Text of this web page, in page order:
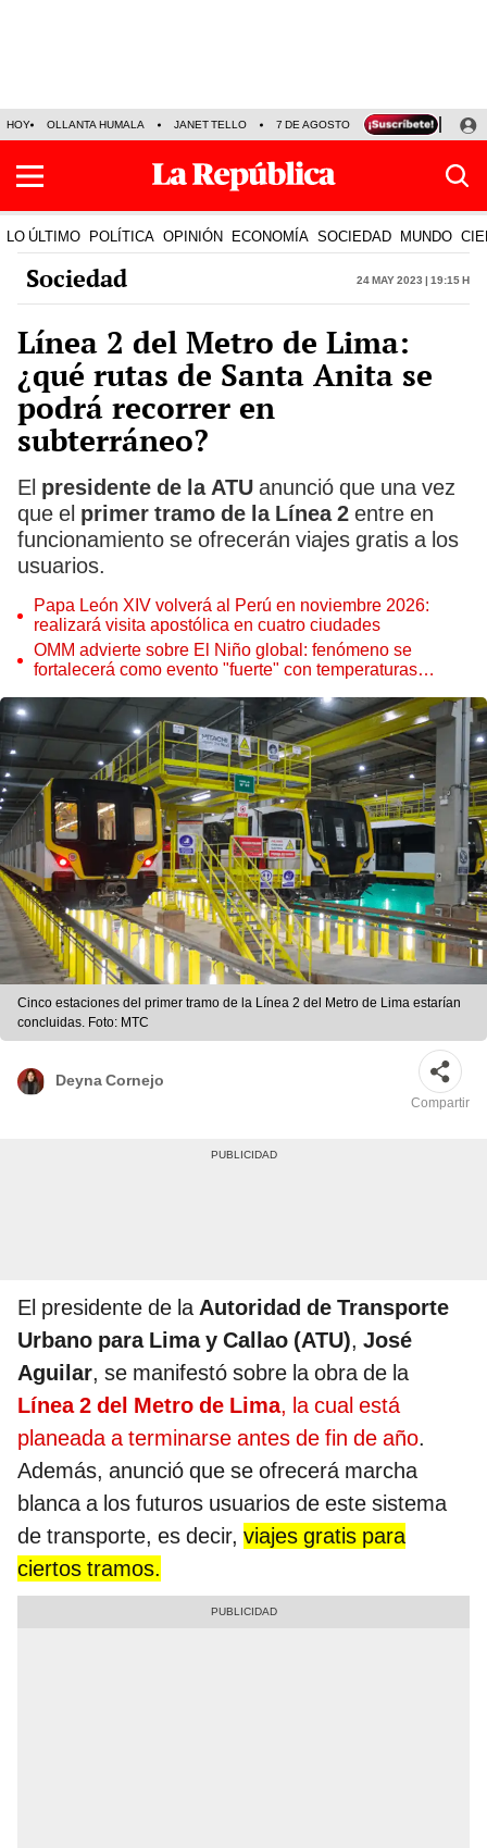
HOY OLLANTA HUMALA JANET TELLO 7 DE AGOSTO TINKA RESULTADOS
LO ÚLTIMO POLÍTICA OPINIÓN ECONOMÍA SOCIEDAD MUNDO
Sociedad 24 May 2023 | 19:15 h
Línea 2 del Metro de Lima:
¿qué rutas de Santa Anita se
podrá recorrer en
subterráneo?
El presidente de la ATU anunció que una vez
que el primer tramo de la Línea 2 entre en
funcionamiento se ofrecerán viajes gratis a los
usuarios.
Papa León XIV volverá al Perú en noviembre 2026:
realizará visita apostólica en cuatro ciudades
OMM advierte sobre El Niño global: fenómeno se
fortalecerá como evento "fuerte" con temperaturas
Cinco estaciones del primer tramo de la Línea 2 del Metro de Lima estarían
concluidas. Foto: MTC
Deyna Cornejo
Compartir
El presidente de laAutoridad de Transporte
Urbano para Lima y Callao (ATU), José
Aguilar, se manifestó sobre la obra de la
Línea 2 del Metro de Lima, la cual está
planeada a terminarse antes de fin de año.
Además, anunció que se ofrecerá marcha
blanca a los futuros usuarios de este sistema
de transporte, es decir, viajes gratis para
ciertos tramos.